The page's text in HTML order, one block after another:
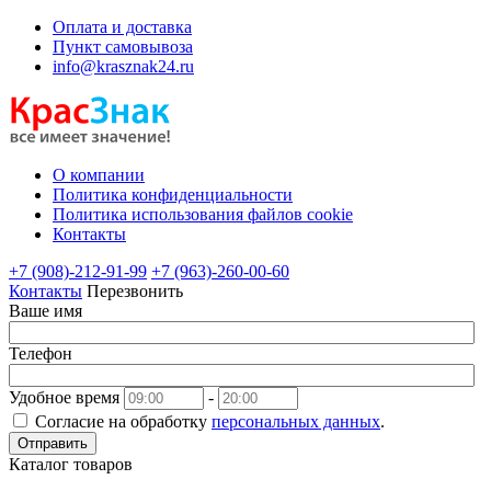
Оплата и доставка
Пункт самовывоза
info@krasznak24.ru
О компании
Политика конфиденциальности
Политика использования файлов cookie
Контакты
+7 (908)-212-91-99 +7 (963)-260-00-60
Контакты Перезвонить
Ваше имя
Телефон
Удобное время
-
Согласие на обработку персональных данных.
Отправить
Каталог товаров